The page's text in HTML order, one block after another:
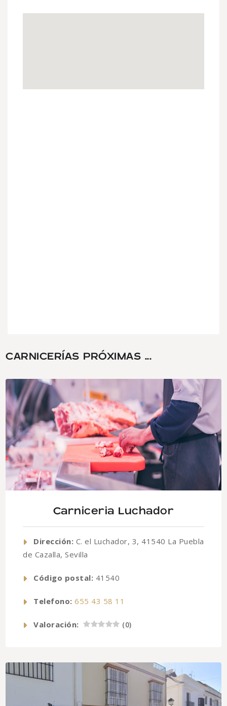
CARNICERÍAS PRÓXIMAS ...
Carniceria Luchador
Dirección: C. el Luchador, 3, 41540 La Puebla
de Cazalla, Sevilla
Código postal: 41540
Telefono: 655 43 58 11
Valoración: (0)